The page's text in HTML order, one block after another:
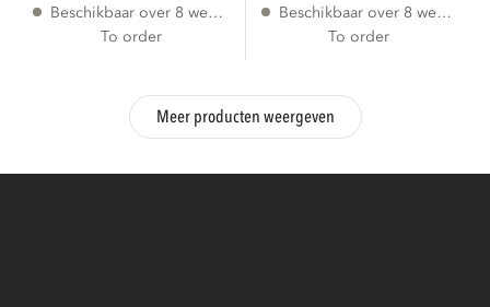
Beschikbaar over 8 weken
To order
Beschikbaar over 8 weken
To order
Meer producten weergeven